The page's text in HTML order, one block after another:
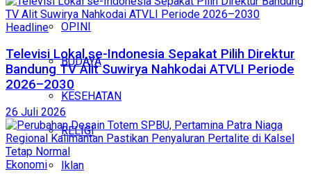
OPINI
BUDAYA
KESEHATAN
RELIGI
Iklan
Headline
Televisi Lokal se-Indonesia Sepakat Pilih Direktur
Bandung TV Alit Suwirya Nahkodai ATVLI Periode
2026–2030
26 Juli 2026
Ekonomi